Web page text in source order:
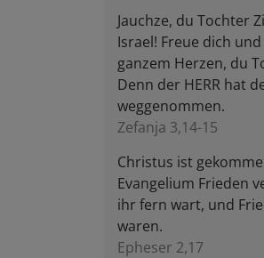
Jauchze, du Tochter
Israel! Freue dich und
ganzem Herzen, du
Denn der HERR hat
weggenommen.
Zefanja 3,14-15
Christus ist
Evangelium Frieden
ihr fern wart, und
waren.
Epheser 2,17